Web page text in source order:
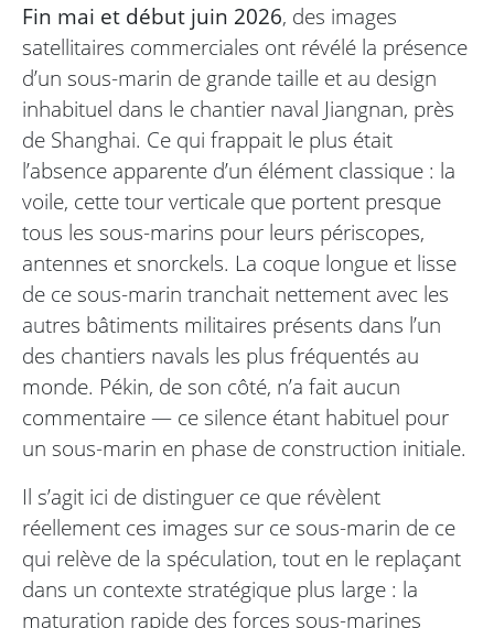
Fin mai et début juin 2026, des images
satellitaires commerciales ont révélé la présence
d’un sous-marin de grande taille et au design
inhabituel dans le chantier naval Jiangnan, près
de Shanghai. Ce qui frappait le plus était
l’absence apparente d’un élément classique : la
voile, cette tour verticale que portent presque
tous les sous-marins pour leurs périscopes,
antennes et snorckels. La coque longue et lisse
de ce sous-marin tranchait nettement avec les
autres bâtiments militaires présents dans l’un
des chantiers navals les plus fréquentés au
monde. Pékin, de son côté, n’a fait aucun
commentaire — ce silence étant habituel pour
un sous-marin en phase de construction initiale.
Il s’agit ici de distinguer ce que révèlent
réellement ces images sur ce sous-marin de ce
qui relève de la spéculation, tout en le replaçant
dans un contexte stratégique plus large : la
maturation rapide des forces sous-marines